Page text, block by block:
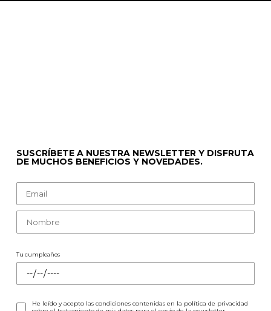
SUSCRÍBETE A NUESTRA NEWSLETTER Y DISFRUTA
DE MUCHOS BENEFICIOS Y NOVEDADES.
Tu cumpleaños
He leído y acepto las condiciones contenidas en la política de privacidad